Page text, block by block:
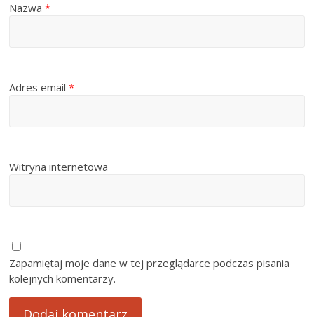
Nazwa*
Adres email*
Witryna internetowa
Zapamiętaj moje dane w tej przeglądarce podczas pisania
kolejnych komentarzy.